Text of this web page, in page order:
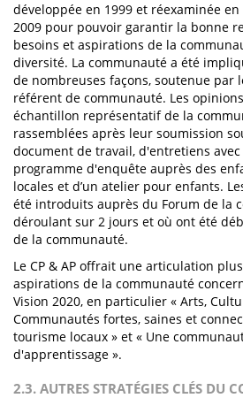
développée en 1999 et réexaminée en
2009 pour pouvoir garantir la bonne
besoins et aspirations de la
diversité. La communauté a été
de nombreuses façons, soutenue par
référent de communauté. Les
échantillon représentatif de la
rassemblées après leur soumission
document de travail, d'entretiens
programme d'enquête auprès des
locales et d’un atelier pour enfants.
été introduits auprès du Forum de la
déroulant sur 2 jours et où ont été
de la communauté.
Le CP & AP offrait une articulation
aspirations de la communauté
Vision 2020, en particulier « Arts,
Communautés fortes, saines et
tourisme locaux » et « Une
d'apprentissage ».
2.3. AUTRES STRATÉGIES CLÉS DU